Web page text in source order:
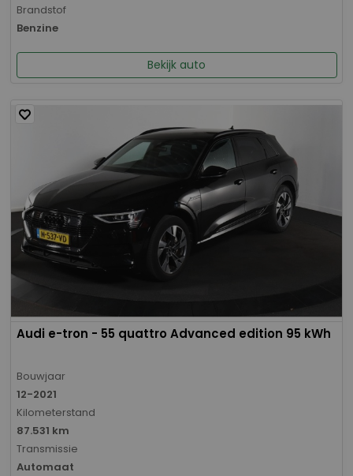
Brandstof
Benzine
Bekijk auto
Audi e-tron - 55 quattro Advanced edition 95 kWh
Bouwjaar
12-2021
Kilometerstand
87.531 km
Transmissie
Automaat